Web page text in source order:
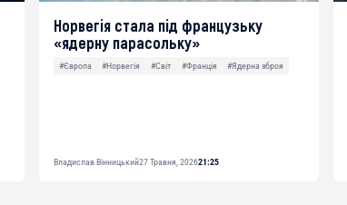
Норвегія стала під французьку
«ядерну парасольку»
#Європа #Норвегія #Світ #Франція #Ядерна зброя
Владислав Вінницький27 Травня, 202621:25